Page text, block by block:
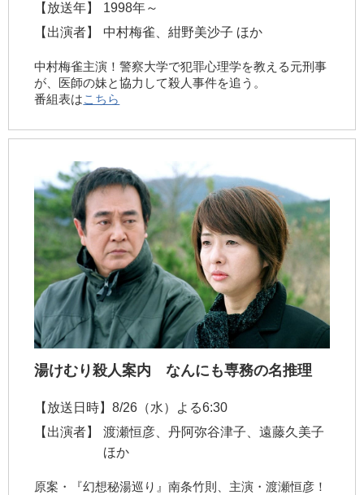
【放送年】
1998年～
【出演者】
中村梅雀、紺野美沙子 ほか
中村梅雀主演！警察大学で犯罪心理学を教える元刑事
が、医師の妹と協力して殺人事件を追う。
番組表はこちら
湯けむり殺人案内 なんにも専務の名推理
【放送日時】8/26（水）よる6:30
【出演者】
渡瀬恒彦、丹阿弥谷津子、遠藤久美子
ほか
原案・『幻想秘湯巡り』南条竹則、主演・渡瀬恒彦！